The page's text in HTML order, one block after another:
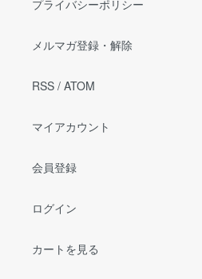
プライバシーポリシー
メルマガ登録・解除
RSS / ATOM
マイアカウント
会員登録
ログイン
カートを見る